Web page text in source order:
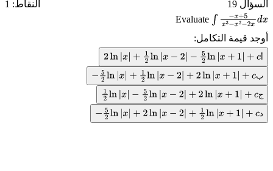
السؤال 19
النقاط: 1
Evaluate
−x+5x3− x2−
2xdxأوجد قيمة التكامل:
2ln| x|+ 12ln|x−2 |−5 2ln|x +1| +c
ب
− 52ln| x|+ 12ln|x−2 |+2 ln| x+ 1|+ c
ج
12ln |x| − 52 ln|x− 2|+ 2ln |x+1| +c
− 52ln| x|+ 2ln x−2| +12ln x+ 1|+ c